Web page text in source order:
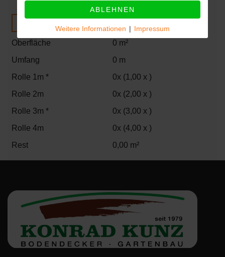
Oberfläche
Umfang
Rolle 1m *
Rolle 2m
Rolle 3m *
Rolle 4m
Rest
0 m²
0 m
0x (1,00 x )
0x (2,00 x )
0x (3,00 x )
0x (4,00 x )
0,00 m²
ABLEHNEN
Weitere Informationen | Impressum